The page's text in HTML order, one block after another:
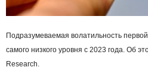
Подразумеваемая волатильность
самого низкого уровня с 2023 года. Об
Research.